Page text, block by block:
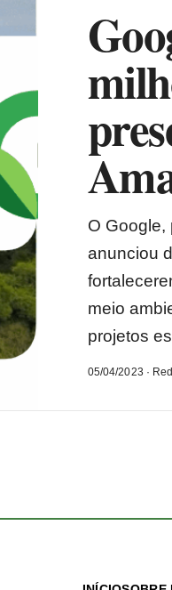
O Google,
anunciou
meio
projetos
05/04/2023 ·